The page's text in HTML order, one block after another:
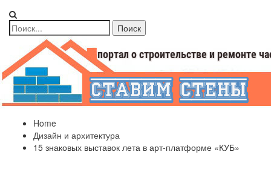
Home
Дизайн и архитектура
15 знаковых выставок лета в арт-платформе «КУБ»